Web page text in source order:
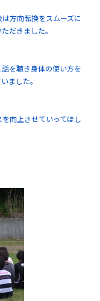
方向転換をスムーズに
だきました。
を聴き身体の使い方を
ました。
向上させていってほし